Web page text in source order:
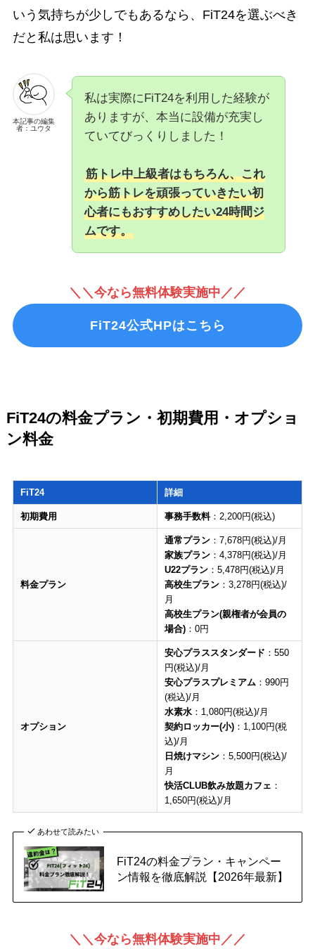
いう気持ちが少しでもあるなら、FiT24を選ぶべき
だと私は思います！
本記事の編集
者：ユウタ
私は実際にFiT24を利用した経験が
ありますが、本当に設備が充実し
ていてびっくりしました！
筋トレ中上級者はもちろん、これ
から筋トレを頑張っていきたい初
心者にもおすすめしたい24時間ジ
ムです。
＼＼今なら無料体験実施中／／
FiT24公式HPはこちら
FiT24の料金プラン・初期費用・オプショ
ン料金
FiT24 詳細
初期費用 事務手数料：2,200円(税込)
料金プラン
通常プラン：7,678円(税込)/月
家族プラン：4,378円(税込)/月
U22プラン：5,478円(税込)/月
高校生プラン：3,278円(税込)/
月
高校生プラン(親権者が会員の
場合)：0円
オプション
安心プラススタンダード ：550
円(税込)/月
安心プラスプレミアム：990円
(税込)/月
水素水：1,080円(税込)/月
契約ロッカー(小)：1,100円(税
込)/月
日焼けマシン：5,500円(税込)/
月
快活CLUB飲み放題カフェ ：
1,650円(税込)/月
あわせて読みたい
FiT24の料金プラン・キャンペー
ン情報を徹底解説【2026年最新】
＼＼今なら無料体験実施中／／